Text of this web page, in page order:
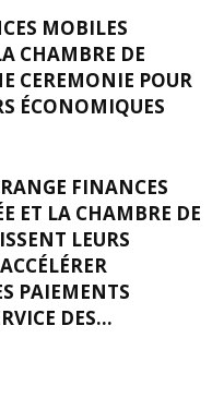
MOBILES
CHAMBRE DE
CEREMONIE POUR
ÉCONOMIQUES
FINANCES
ET LA CHAMBRE DE
LEURS
PAIEMENTS
DES...